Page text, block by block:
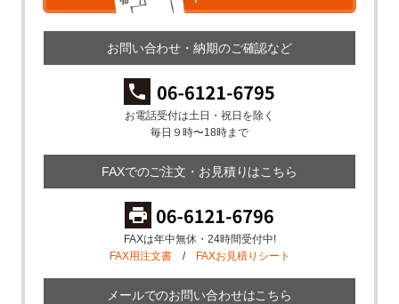
お問い合わせ・納期のご確認など
お電話受付は土日・祝日を除く
毎日９時〜18時まで
FAXでのご注文・お見積りはこちら
FAXは年中無休・24時間受付中!
FAX用注文書/ FAXお見積りシート
メールでのお問い合わせはこちら